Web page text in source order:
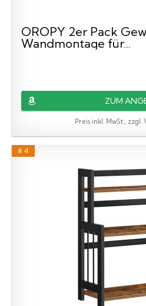
OROPY 2er Pack
Wandmontage für...
ZUM
Preis inkl. MwSt., zzgl.
# 4